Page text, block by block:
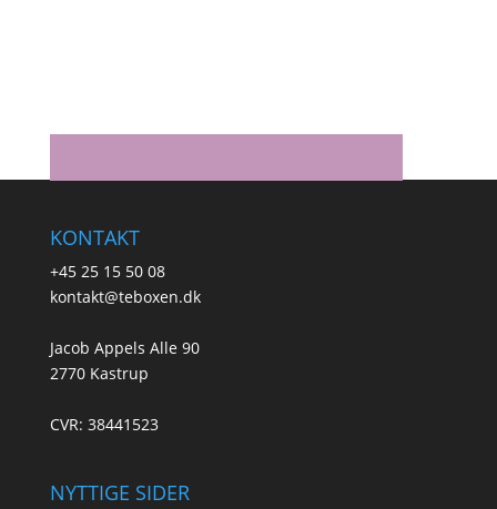
KONTAKT
+45 25 15 50 08
kontakt@teboxen.dk
Jacob Appels Alle 90
2770 Kastrup
CVR: 38441523
NYTTIGE SIDER